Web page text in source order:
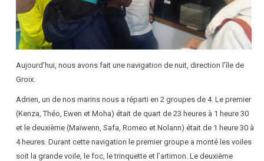
Aujourd’hui, nous avons fait une navigation de nuit, direction l’île de
Groix.
Adrien, un de nos marins nous a réparti en 2 groupes de 4. Le premier
(Kenza, Théo, Ewen et Moha) était de quart de 23 heures à 1 heure 30
et le deuxième (Maïwenn, Safa, Romeo et Nolann) était de 1 heure 30 à
4 heures. Durant cette navigation le premier groupe a monté les voiles
soit la grande voile, le foc, le trinquette et l’artimon. Le deuxième